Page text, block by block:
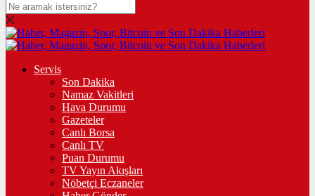
Servis
Son Dakika
Namaz Vakitleri
Hava Durumu
Gazeteler
Canlı Borsa
Canlı TV
Puan Durumu
TV Yayın Akışları
Nöbetçi Eczaneler